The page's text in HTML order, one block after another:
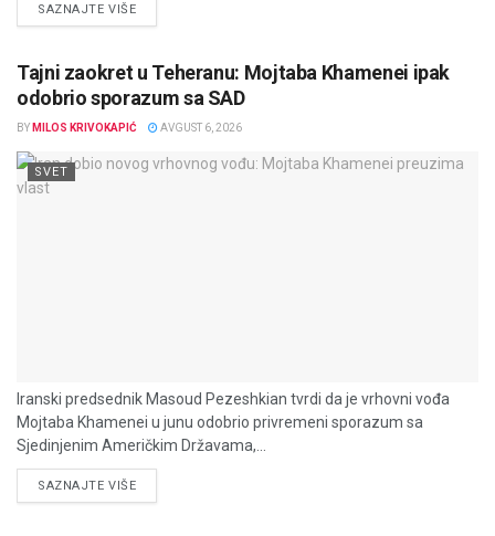
SAZNAJTE VIŠEDETAILS
Tajni zaokret u Teheranu: Mojtaba Khamenei ipak
odobrio sporazum sa SAD
BY MILOS KRIVOKAPIĆ AVGUST 6, 2026
SVET
Iranski predsednik Masoud Pezeshkian tvrdi da je vrhovni vođa
Mojtaba Khamenei u junu odobrio privremeni sporazum sa
Sjedinjenim Američkim Državama,...
SAZNAJTE VIŠEDETAILS